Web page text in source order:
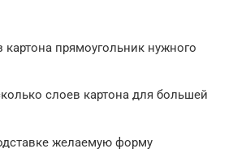
картона прямоугольник нужного
слоев картона для большей
желаемую форму